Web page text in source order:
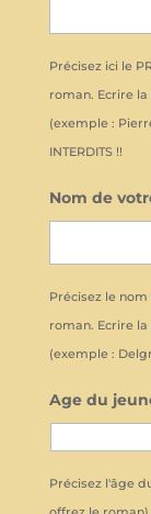
Précisez ici le
roman. Ecrire
(exemple :
INTERDITS !!
Nom de
Précisez le
roman. Ecrire
(exemple :
Age du
Précisez l'âge